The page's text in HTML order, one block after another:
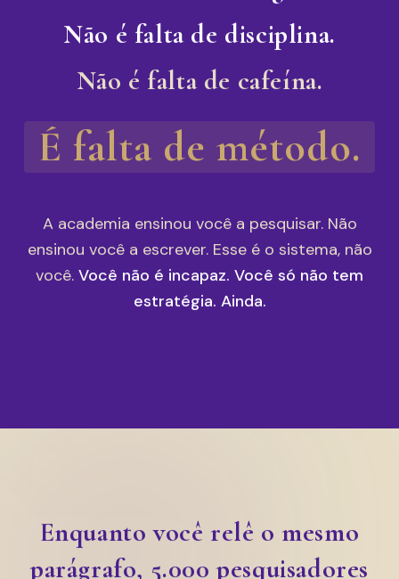
Não é falta de disciplina.
Não é falta de cafeína.
É falta de método.
A academia ensinou você a pesquisar. Não
ensinou você a escrever. Esse é o sistema, não
você. Você não é incapaz. Você só não tem
estratégia. Ainda.
Enquanto você relê o mesmo
parágrafo, 5.000 pesquisadores